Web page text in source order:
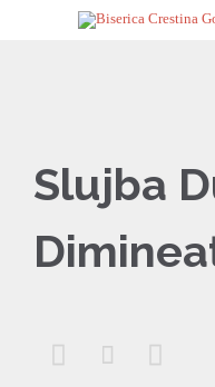
Slujba
  